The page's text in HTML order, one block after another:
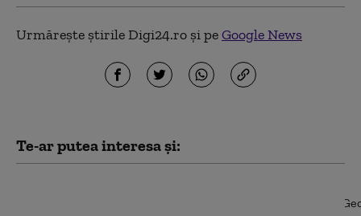
Urmărește știrile Digi24.ro și peGoogle News
Te-ar putea interesa și: